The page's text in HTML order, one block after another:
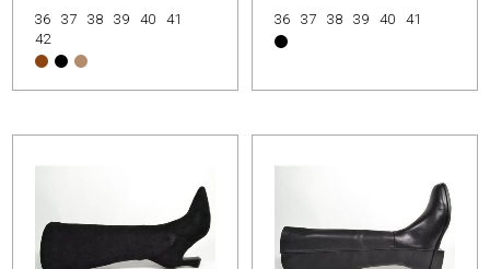
36 37 38 39 40
41
42
36 37 38 39 40 41